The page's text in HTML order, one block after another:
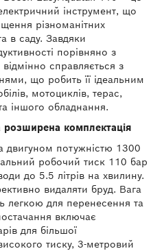
інструмент, що
різноманітних
в саду. Завдяки
порівняно з
справляється з
що робить її ідеальним
мотоциклів, терас,
іншого обладнання.
розширена комплектація
двигуном потужністю 1300
робочий тиск 110 бар
до 5.5 літрів на хвилину.
видаляти бруд. Вага
легкою для перенесення та
включає
для більшої
тиску, 3-метровий